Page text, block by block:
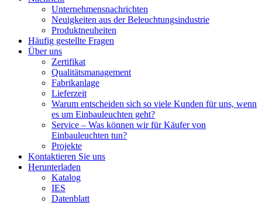
Unternehmensnachrichten
Neuigkeiten aus der Beleuchtungsindustrie
Produktneuheiten
Häufig gestellte Fragen
Über uns
Zertifikat
Qualitätsmanagement
Fabrikanlage
Lieferzeit
Warum entscheiden sich so viele Kunden für uns, wenn
es um Einbauleuchten geht?
Service – Was können wir für Käufer von
Einbauleuchten tun?
Projekte
Kontaktieren Sie uns
Herunterladen
Katalog
IES
Datenblatt